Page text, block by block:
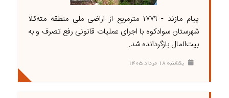
پیام مازند - ۱۷۷۹ مترمربع از اراضی ملی منطقه مته‌کلا
شهرستان سوادکوه با اجرای عملیات قانونی رفع تصرف و به
بیت‌المال بازگردانده شد.
يکشنبه ۱۸ مرداد ۱۴۰۵